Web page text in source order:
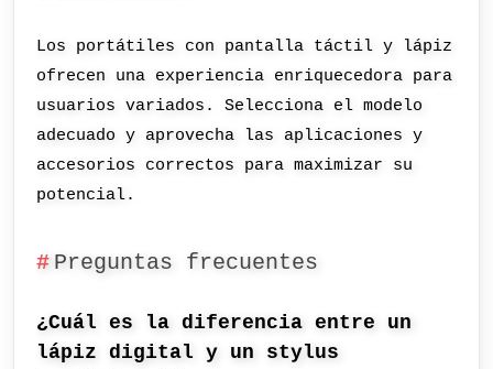
Los portátiles con pantalla táctil y lápiz
ofrecen una experiencia enriquecedora para
usuarios variados. Selecciona el modelo
adecuado y aprovecha las aplicaciones y
accesorios correctos para maximizar su
potencial.
Preguntas frecuentes
¿Cuál es la diferencia entre un
lápiz digital y un stylus